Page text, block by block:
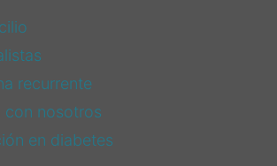
recurrente
con nosotros
en diabetes